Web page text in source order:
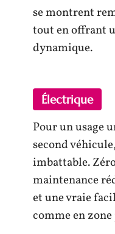
se montrent
tout en offrant
dynamique.
Électrique
Pour un usage
second
imbattable.
maintenance
et une vraie
comme en